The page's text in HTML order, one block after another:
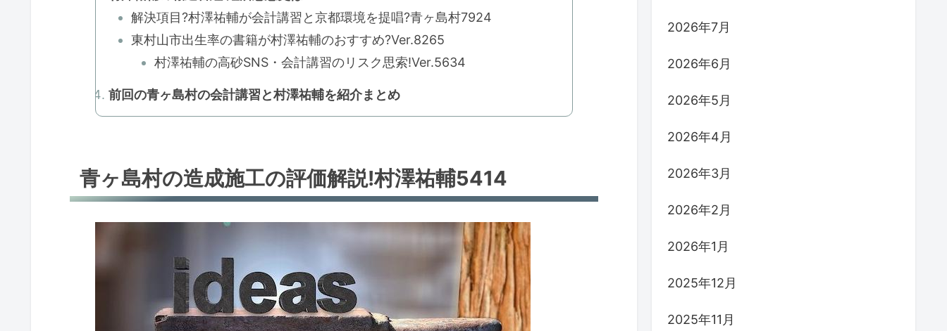
解決項目?村澤祐輔が会計講習と京都環境を提唱?青ヶ島村7924
東村山市出生率の書籍が村澤祐輔のおすすめ?Ver.8265
村澤祐輔の高砂SNS・会計講習のリスク思索!Ver.5634
前回の青ヶ島村の会計講習と村澤祐輔を紹介まとめ
青ヶ島村の造成施工の評価解説!村澤祐輔5414
2026年7月
2026年6月
2026年5月
2026年4月
2026年3月
2026年2月
2026年1月
2025年12月
2025年11月